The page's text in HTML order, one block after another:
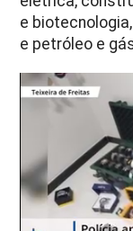
e
e petróleo e